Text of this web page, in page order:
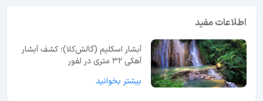
اطلاعات مفید
آبشار اسکلیم (گالش‌کلا)؛ کشف آبشار
آهکی ۳۲ متری در لفور
بیشتر بخوانید